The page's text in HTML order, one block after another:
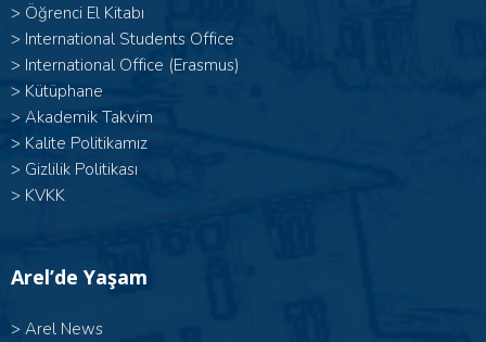
> Öğrenci El Kitabı
> International Students Office
> International Office (Erasmus)
> Kütüphane
> Akademik Takvim
> Kalite Politikamız
> Gizlilik Politikası
> KVKK
Arel’de Yaşam
> Arel News